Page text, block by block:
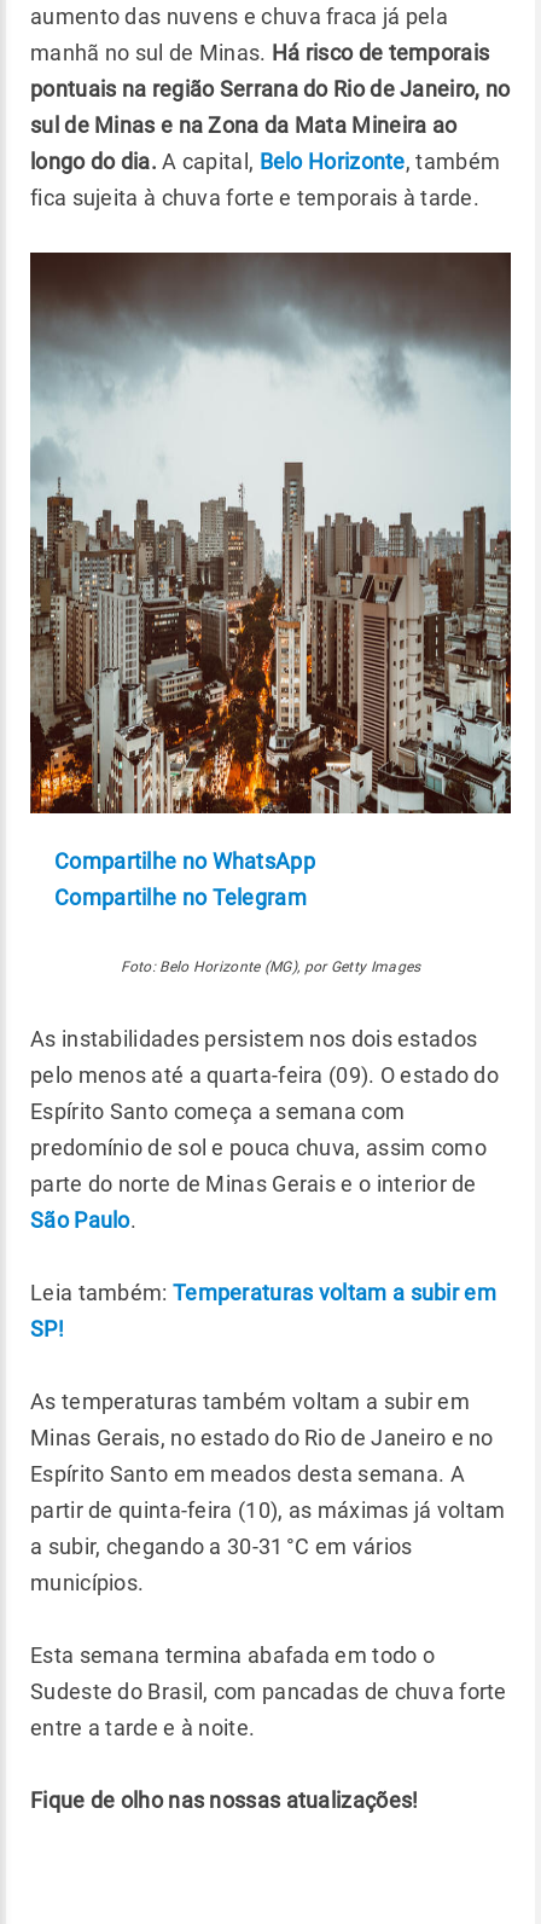
aumento das nuvens e chuva fraca já pela
manhã no sul de Minas. Há risco de temporais
pontuais na região Serrana do Rio de Janeiro, no
sul de Minas e na Zona da Mata Mineira ao
longo do dia. A capital, Belo Horizonte, também
fica sujeita à chuva forte e temporais à tarde.
Compartilhe no WhatsApp
Compartilhe no Telegram
Foto: Belo Horizonte (MG), por Getty Images
As instabilidades persistem nos dois estados
pelo menos até a quarta-feira (09). O estado do
Espírito Santo começa a semana com
predomínio de sol e pouca chuva, assim como
parte do norte de Minas Gerais e o interior de
São Paulo.
Leia também: Temperaturas voltam a subir em
SP!
As temperaturas também voltam a subir em
Minas Gerais, no estado do Rio de Janeiro e no
Espírito Santo em meados desta semana. A
partir de quinta-feira (10), as máximas já voltam
a subir, chegando a 30-31 °C em vários
municípios.
Esta semana termina abafada em todo o
Sudeste do Brasil, com pancadas de chuva forte
entre a tarde e à noite.
Fique de olho nas nossas atualizações!